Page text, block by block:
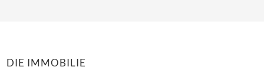
DIE IMMOBILIE